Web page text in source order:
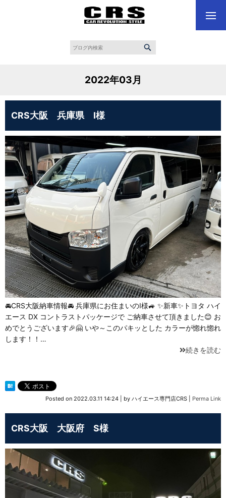
2022年03月
CRS大阪 兵庫県 I様
🚘CRS大阪納車情報🚘 兵庫県にお住まいのI様🚙 ✨新車✨トヨタ ハイ
エース⁡ DX コントラストパッケージで ご納車させて頂きました😊 お
めでとうございます🎉🤗 いや～このパキッとした カラーが惚れ惚れ
します！！…
続きを読む
Posted on 2022.03.11 14:24 by ハイエース専門店CRS Perma Link
CRS大阪 大阪府 S様